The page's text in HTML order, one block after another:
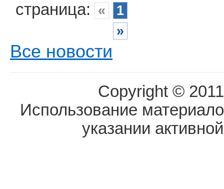
страница: «
1
»
Все новости
Copyright ©
Использование
указании